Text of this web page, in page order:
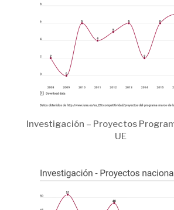
Investigación – Proyectos
UE